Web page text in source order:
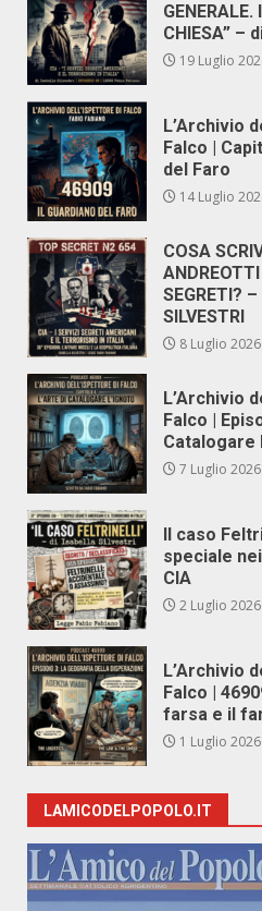
CHIESA” –
19 Luglio
L’Archivio
Falco |
del Faro
14 Luglio
COSA
SEGRETI?
SILVESTRI
8 Luglio 2026
L’Archivio
Falco |
Catalogare
7 Luglio 2026
Il caso
speciale
CIA
2 Luglio 2026
L’Archivio
Falco |
farsa e il
1 Luglio 2026
LAMICODELPOPOLO.IT